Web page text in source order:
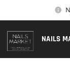
NAILS